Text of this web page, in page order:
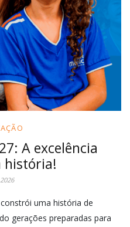
A excelência
história!
uma história de
gerações preparadas para